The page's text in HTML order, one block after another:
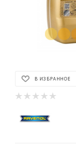
В ИЗБРАННОЕ